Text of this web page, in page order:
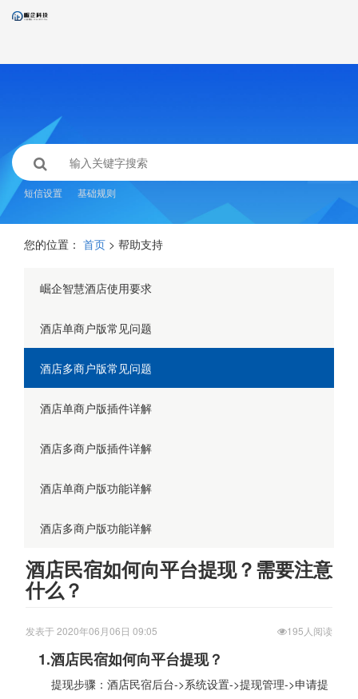
短信设置 基础规则
您的位置： 首页 > 帮助支持
崛企智慧酒店使用要求
酒店单商户版常见问题
酒店多商户版常见问题
酒店单商户版插件详解
酒店多商户版插件详解
酒店单商户版功能详解
酒店多商户版功能详解
酒店民宿如何向平台提现？需要注意
什么？
发表于 2020年06月06日 09:05 195人阅读
1.酒店民宿如何向平台提现？
提现步骤：酒店民宿后台->系统设置->提现管理->申请提